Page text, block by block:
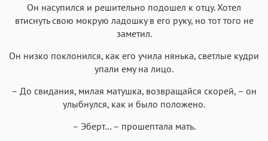
Он насупился и решительно подошел к отцу. Хотел
втиснуть свою мокрую ладошку в его руку, но тот того не
заметил.
Он низко поклонился, как его учила нянька, светлые кудри
упали ему на лицо.
– До свидания, милая матушка, возвращайся скорей, – он
улыбнулся, как и было положено.
– Эберт… – прошептала мать.